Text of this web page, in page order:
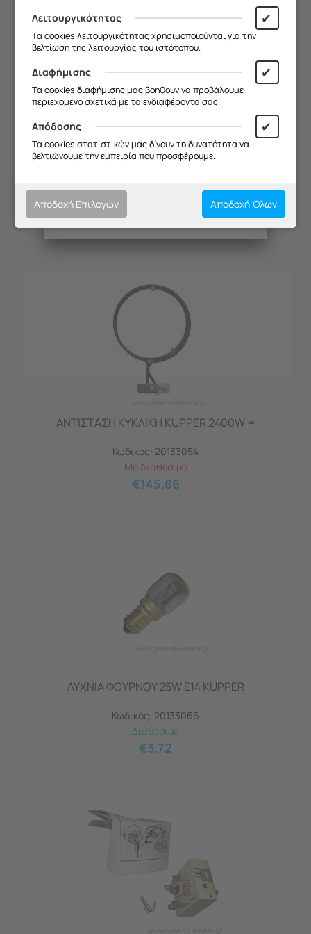
ΘΕΡΜΙΚΗ ΑΣΦΑΛΕΙΑ Τ128C KUPPER
Κωδικός:20133049
ΑΝΤΙΣΤΑΣΗ ΚΥΚΛΙΚΗ KUPPER 2400W =
Κωδικός: 20133054
Μη Διαθέσιμο
€145.66
ΛΥΧΝΙΑ ΦΟΥΡΝΟΥ 25W E14 KUPPER
Κωδικός: 20133066
Διαθέσιμο
€3.72
Λειτουργικότητας ✔
Τα cookies λειτουργικότητας χρησιμοποιούνται για την
βελτίωση της λειτουργίας του ιστότοπου.
Διαφήμισης ✔
Τα cookies διαφήμισης μας βοηθουν να προβάλουμε
περιεχομένο σχετικά με τα ενδιαφέροντα σας.
Απόδοσης ✔
Τα cookies στατιστικών μας δίνουν τη δυνατότητα να
βελτιώνουμε την εμπειρία που προσφέρουμε.
Αποδοχή Επιλογών Αποδοχή Όλων
Σας ευχαριστούμε για την
κατανόηση και σας ευχόμαστε καλό
καλοκαίρι!
Θα θέλαμε να σας ενημερώσουμε ότι
η επιχείρησή μας θα παραμείνει
κλειστή από13/08 έως και 18/08
Θα είμαστε ξανά κοντά σας από
19/08.
κατανόηση και σας ευχόμαστε καλό